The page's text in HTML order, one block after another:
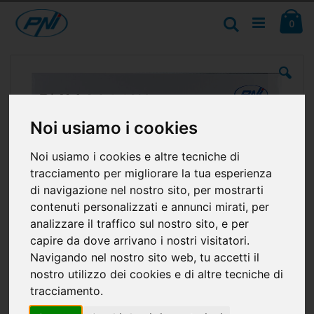
Noi usiamo i cookies
Noi usiamo i cookies e altre tecniche di
tracciamento per migliorare la tua esperienza
di navigazione nel nostro sito, per mostrarti
contenuti personalizzati e annunci mirati, per
analizzare il traffico sul nostro sito, e per
capire da dove arrivano i nostri visitatori.
Navigando nel nostro sito web, tu accetti il
nostro utilizzo dei cookies e di altre tecniche di
tracciamento.
Salta
al
contenuto
0
Cerca
della
immagini